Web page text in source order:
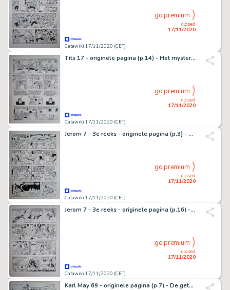
Catawiki 17/11/2020 (CET)
closed
17/11/2020
go premium
Tits 17 - originele pagina (p.14) - Het mysterieuze parelsnoer - (1982)
Catawiki 17/11/2020 (CET)
closed
17/11/2020
go premium
Jerom 7 - 3e reeks - originele pagina (p.3) - De elfenplaneet - (1983)
Catawiki 17/11/2020 (CET)
closed
17/11/2020
go premium
Jerom 7 - 3e reeks - originele pagina (p.16) - De elfenplaneet - (1983)
Catawiki 17/11/2020 (CET)
closed
17/11/2020
go premium
Karl May 69 - originele pagina (p.7) - De getuige - (1981)